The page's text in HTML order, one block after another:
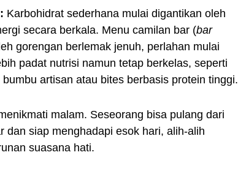
Karbohidrat sederhana mulai digantikan oleh
secara berkala. Menu camilan bar (bar
gorengan berlemak jenuh, perlahan mulai
padat nutrisi namun tetap berkelas, seperti
artisan atau bites berbasis protein tinggi.
malam. Seseorang bisa pulang dari
dan siap menghadapi esok hari, alih-alih
suasana hati.